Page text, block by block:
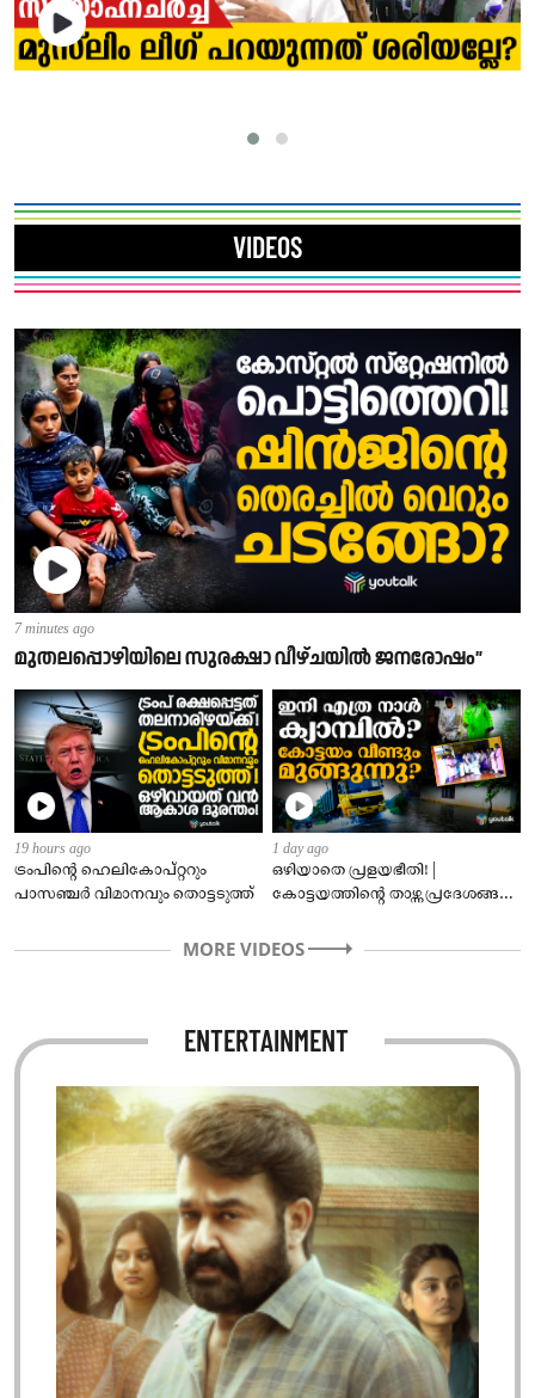
VIDEOS
7 minutes ago
മുതലപ്പൊഴിയിലെ സുരക്ഷാ വീഴ്ചയിൽ ജനരോഷം”
19 hours ago
ട്രംപിന്റെ ഹെലികോപ്റ്ററും
പാസഞ്ചര്‍ വിമാനവും തൊട്ടടുത്ത്
1 day ago
ഒഴിയാതെ പ്രളയഭീതി! |
കോട്ടയത്തിന്റെ താഴ്ന്ന പ്രദേശങ്ങൾ
MORE VIDEOS
ENTERTAINMENT